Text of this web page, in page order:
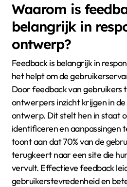
Waarom is
belangrijk in
ontwerp?
Feedback is belangrijk in
het helpt om de
Door feedback van gebruikers
ontwerpers inzicht krijgen in
ontwerp. Dit stelt hen in staat
identificeren en aanpassingen
toont aan dat 70% van de
terugkeert naar een site die
vervult. Effectieve feedback
gebruikerstevredenheid en